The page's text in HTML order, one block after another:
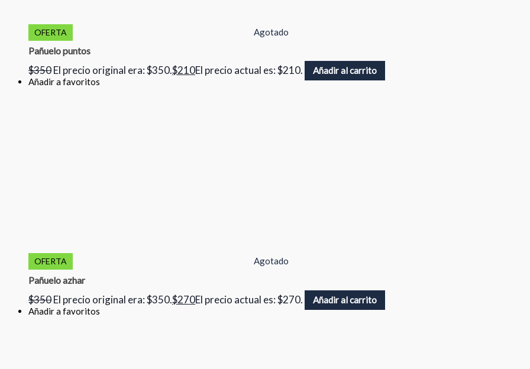
OFERTA Agotado
Pañuelo puntos
$350El precio original era: $350.$210El precio actual es: $210.
Añadir al carrito
Añadir a favoritos
OFERTA Agotado
Pañuelo azhar
$350El precio original era: $350.$270El precio actual es: $270.
Añadir al carrito
Añadir a favoritos